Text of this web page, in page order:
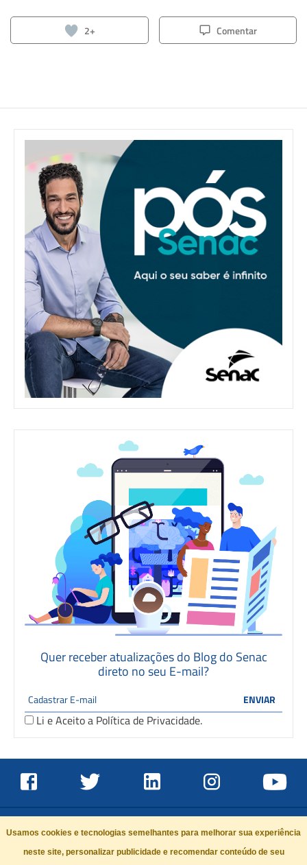
2+ Comentar
Quer receber atualizações do Blog do Senac
direto no seu E-mail?
Li e Aceito a Política de Privacidade.
Usamos cookies e tecnologias semelhantes para melhorar sua experiência
neste site, personalizar publicidade e recomendar conteúdo de seu